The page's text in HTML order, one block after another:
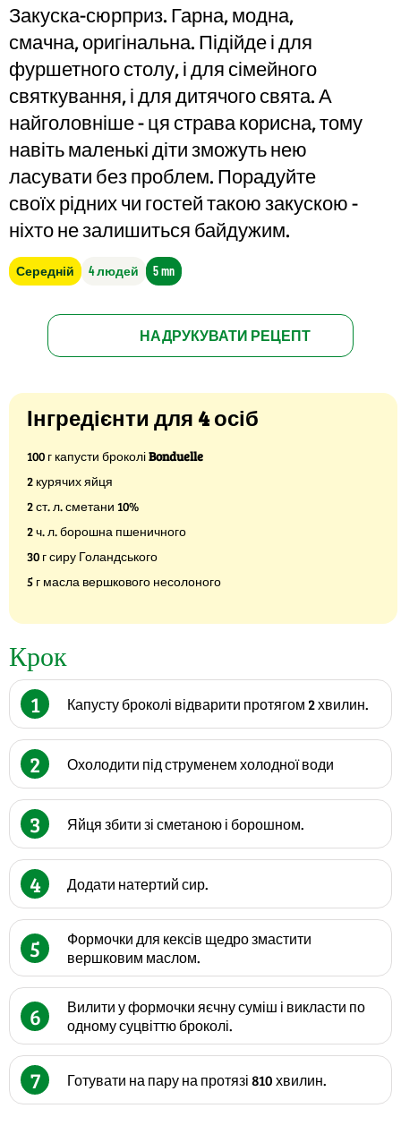
Закуска-сюрприз. Гарна, модна,
смачна, оригінальна. Підійде і для
фуршетного столу, і для сімейного
святкування, і для дитячого свята. А
найголовніше - ця страва корисна, тому
навіть маленькі діти зможуть нею
ласувати без проблем. Порадуйте
своїх рідних чи гостей такою закускою -
ніхто не залишиться байдужим.
Середній 4 людей 5 mn
НАДРУКУВАТИ РЕЦЕПТ
Інгредієнти для 4 осіб
100 г капусти броколіBonduelle
2 курячих яйця
2 ст. л. сметани 10%
2 ч. л. борошна пшеничного
30 г сиру Голандського
5 г масла вершкового несолоного
Крок
1
Капусту броколі відварити протягом 2 хвилин.
2 Охолодити під струменем холодної води
3 Яйця збити зі сметаною і борошном.
4 Додати натертий сир.
5
Формочки для кексів щедро змастити
вершковим маслом.
6
Вилити у формочки яєчну суміш і викласти по
одному суцвіттю броколі.
7 Готувати на пару на протязі 810 хвилин.